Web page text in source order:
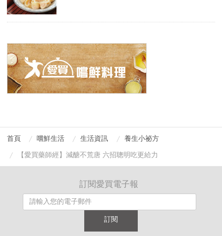
首頁 嚐鮮生活 生活資訊
養生小祕方
【愛買藥師經】減醣不荒唐 六招聰明吃更給力
訂閱愛買電子報
訂閱